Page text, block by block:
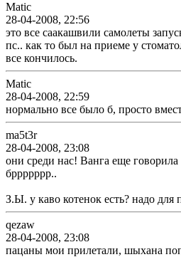
Matic
28-04-2008, 22:56
это все саакашвили самолеты
пс.. как то был на приеме у
все кончилось.
Matic
28-04-2008, 22:59
нормально все было б, просто
ma5t3r
28-04-2008, 23:08
они среди нас! Ванга еще
бррррррр..
З.Ы. у каво котенок есть? надо для
qezaw
28-04-2008, 23:08
пацаны мои прилетали, шыхана